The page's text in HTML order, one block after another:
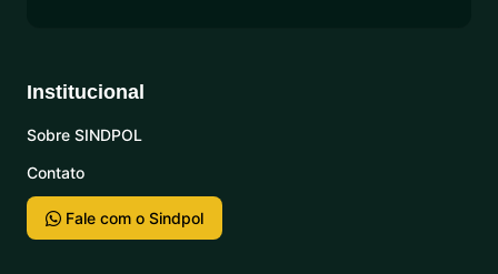
Institucional
Sobre SINDPOL
Contato
Fale com o Sindpol